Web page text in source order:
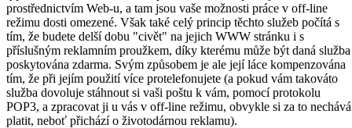
prostřednictvím Web-u, a tam jsou vaše možnosti práce v off-line
režimu dosti omezené. Však také celý princip těchto služeb počítá s
tím, že budete delší dobu "civět" na jejich WWW stránku i s
příslušným reklamním proužkem, díky kterému může být daná služba
poskytována zdarma. Svým způsobem je ale její láce kompenzována
tím, že při jejím použití více protelefonujete (a pokud vám takováto
služba dovoluje stáhnout si vaši poštu k vám, pomocí protokolu
POP3, a zpracovat ji u vás v off-line režimu, obvykle si za to nechává
platit, neboť přichází o životodárnou reklamu).